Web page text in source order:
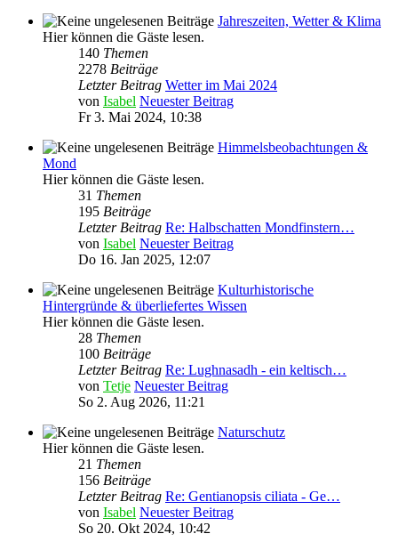
Jahreszeiten, Wetter & Klima
Hier können die Gäste lesen.
140 Themen
2278 Beiträge
Letzter Beitrag Wetter im Mai 2024
von Isabel Neuester Beitrag
Fr 3. Mai 2024, 10:38
Himmelsbeobachtungen &
Mond
Hier können die Gäste lesen.
31 Themen
195 Beiträge
Letzter Beitrag Re: Halbschatten Mondfinstern…
von Isabel Neuester Beitrag
Do 16. Jan 2025, 12:07
Kulturhistorische
Hintergründe & überliefertes Wissen
Hier können die Gäste lesen.
28 Themen
100 Beiträge
Letzter Beitrag Re: Lughnasadh - ein keltisch…
von Tetje Neuester Beitrag
So 2. Aug 2026, 11:21
Naturschutz
Hier können die Gäste lesen.
21 Themen
156 Beiträge
Letzter Beitrag Re: Gentianopsis ciliata - Ge…
von Isabel Neuester Beitrag
So 20. Okt 2024, 10:42